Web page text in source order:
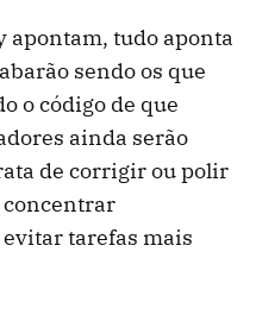
apontam, tudo aponta
sendo os que
o código de que
ainda serão
de corrigir ou polir
concentrar
tarefas mais